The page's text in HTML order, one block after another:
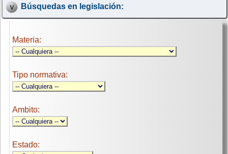
Búsquedas en legislación:
Materia:
Tipo normativa:
Ambito:
Estado: